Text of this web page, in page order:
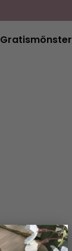
×
Gratismönster